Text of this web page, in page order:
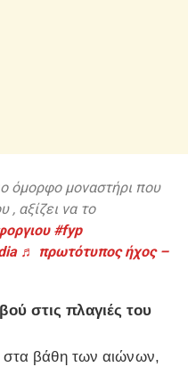
όμορφο μοναστήρι που
, αξίζει να το
#fyp
♬ πρωτότυπος ήχος –
στις πλαγιές του
στα βάθη των αιώνων,